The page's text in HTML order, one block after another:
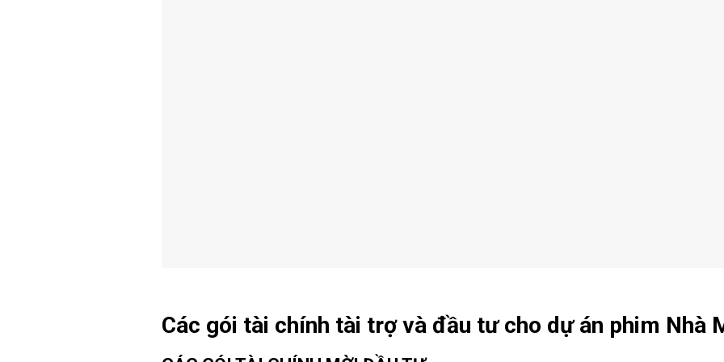
Các gói tài chính tài trợ và đầu tư cho dự án phim Nhà